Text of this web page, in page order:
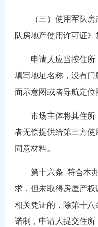
（三）使用军队房
队房地产使用许可证》
申请人应当按住所
填写地址名称，没有
面示意图或者导航定位
市场主体将其住所
者无偿提供给第三方使
同意材料。
第十六条 符合本
求，但未取得房屋产
相关凭证的，除第十
诺制，申请人提交住